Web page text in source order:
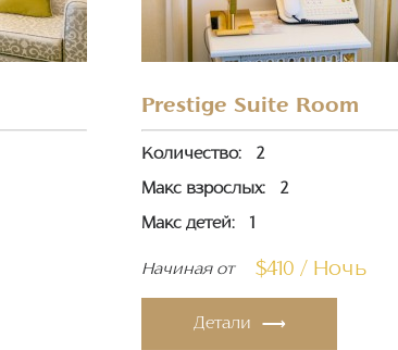
Prestige Suite Room
Количество: 2
Макс взрослых: 2
Макс детей:
Начиная от $410 / Ночь
Детали